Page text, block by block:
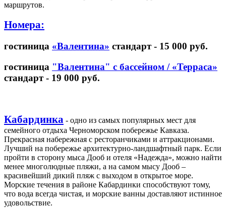
маршрутов.
Номера:
гостиница «Валентина» стандарт - 15 000 руб.
гостиница "Валентина" с бассейном / «Терраса»
стандарт - 19 000 руб.
Кабардинка - одно из самых популярных мест для
семейного отдыха Черноморском побережье Кавказа.
Прекрасная набережная с ресторанчиками и аттракционами.
Лучший на побережье архитектурно-ландшафтный парк. Если
пройти в сторону мыса Дооб и отеля «Надежда», можно найти
менее многолюдные пляжи, а на самом мысу Дооб –
красивейший дикий пляж с выходом в открытое море.
Морские течения в районе Кабардинки способствуют тому,
что вода всегда чистая, и морские ванны доставляют истинное
удовольствие.